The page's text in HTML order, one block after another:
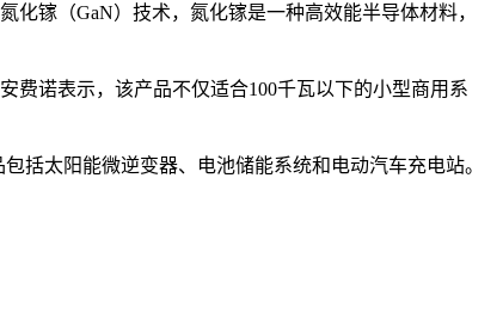
化镓（GaN）技术，氮化镓是一种高效能半导体材料，
费诺表示，该产品不仅适合100千瓦以下的小型商用系
括太阳能微逆变器、电池储能系统和电动汽车充电站。